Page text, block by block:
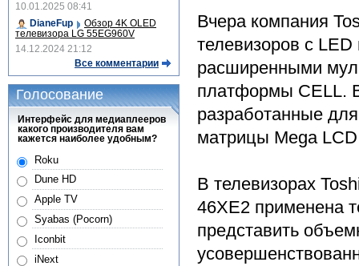
Вчера компания
телевизоров с
расширенными
платформы CELL.
разработанные
матрицы Mega
В телевизорах
46XE2 применена
представить
10.01.2025 08:41
DianeFup
Обзор 4K OLED
телевизора LG 55EG960V
14.12.2024 21:12
Все комментарии
Голосование
Интерфейс для медиаплееров
какого производителя вам
кажется наиболее удобным?
Roku
Dune HD
Apple TV
Syabas (Pocorn)
Iconbit
iNext